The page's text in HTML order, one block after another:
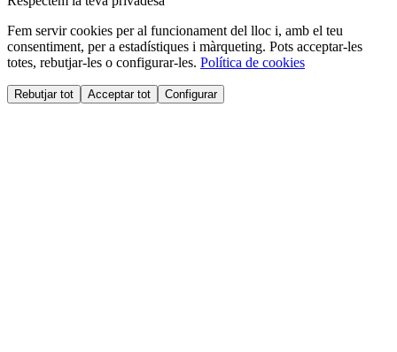
Fem servir cookies per al funcionament del lloc i, amb el teu
consentiment, per a estadístiques i màrqueting. Pots acceptar-les
totes, rebutjar-les o configurar-les. Política de cookies
Rebutjar tot Acceptar tot Configurar